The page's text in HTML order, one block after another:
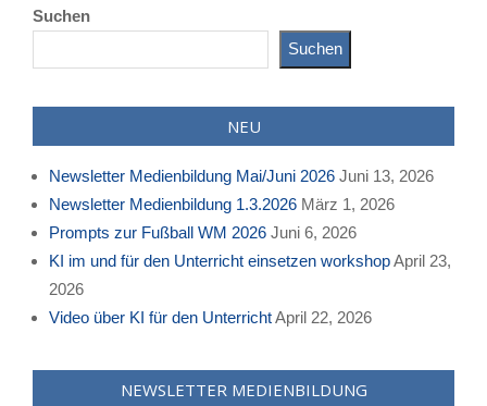
Suchen
Suchen
NEU
Newsletter Medienbildung Mai/Juni 2026 Juni 13, 2026
Newsletter Medienbildung 1.3.2026 März 1, 2026
Prompts zur Fußball WM 2026 Juni 6, 2026
KI im und für den Unterricht einsetzen workshopApril 23,
2026
Video über KI für den UnterrichtApril 22, 2026
NEWSLETTER MEDIENBILDUNG